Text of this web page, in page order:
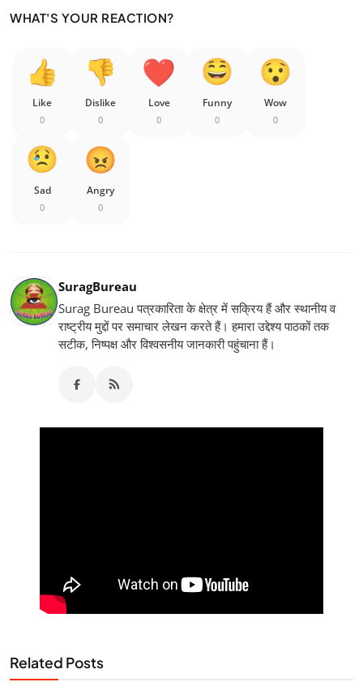
WHAT'S YOUR REACTION?
Like
0
Dislike
0
Love
0
Funny
0
Wow
0
Sad
0
Angry
0
SuragBureau
Surag Bureau पत्रकारिता के क्षेत्र में सक्रिय हैं और स्थानीय व
राष्ट्रीय मुद्दों पर समाचार लेखन करते हैं। हमारा उद्देश्य पाठकों तक
सटीक, निष्पक्ष और विश्वसनीय जानकारी पहुंचाना हैं।
Related Posts